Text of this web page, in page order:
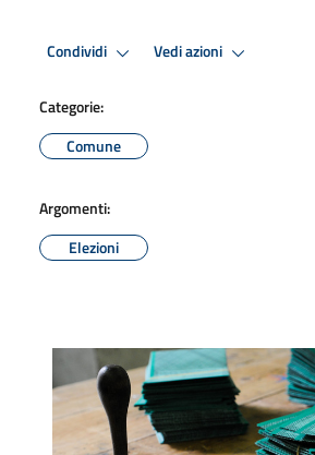
Condividi Vedi azioni
Categorie:
Comune
Argomenti:
Elezioni